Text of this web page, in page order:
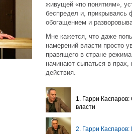
живущей «по понятиям»,
беспредел и,
обогащением и
Мне кажется, что даже
намерений власти просто
правящего в стране
начинают сыпаться в прах,
действия.
1. Гарри Каспаров:
власти
2. Гарри